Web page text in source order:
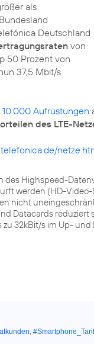
als
Deutschland
von
50 Prozent von
37,5 Mbit/s
10.000 Aufrüstungen
des LTE-
des Highspeed-
werden (HD-
nicht
Datacards
32kBit/s im Up-
,